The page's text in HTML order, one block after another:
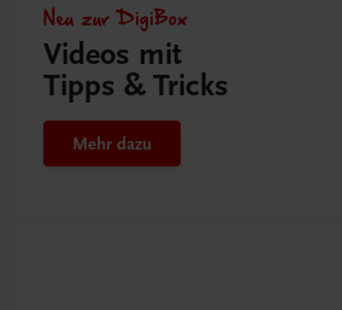
Neu zur DigiBox
Videos mit
Tipps & Tricks
Mehr dazu